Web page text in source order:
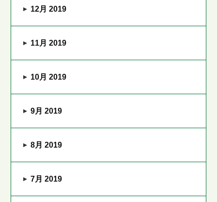
12月 2019
11月 2019
10月 2019
9月 2019
8月 2019
7月 2019